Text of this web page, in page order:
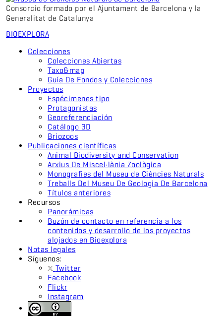
Consorcio formado por el Ajuntament de Barcelona y la
Generalitat de Catalunya
BIOEXPLORA
Colecciones
Colecciones Abiertas
Taxo&map
Guía De Fondos y Colecciones
Proyectos
Espécimenes tipo
Protagonistas
Georeferenciación
Catálogo 3D
Briozoos
Publicaciones científicas
Animal Biodiversity and Conservation
Arxius De Miscel·lània Zoològica
Monografies del Museu de Ciències Naturals
Treballs Del Museu De Geologia De Barcelona
Títulos anteriores
Recursos
Panorámicas
Buzón de contacto en referencia a los
contenidos y desarrollo de los proyectos
alojados en Bioexplora
Notas legales
Síguenos:
Twitter
Facebook
Flickr
Instagram